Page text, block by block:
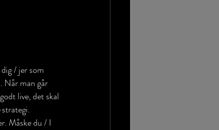
/ jer som
Når man går
live, det skal
Måske du / I